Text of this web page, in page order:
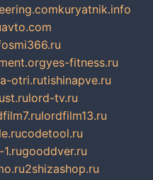
kuryatnik.info
smi366.ru
yes-fitness.ru
otri.rutishinapve.ru
lord-tv.ru
lordfilm13.ru
codetool.ru
gooddver.ru
2shizashop.ru